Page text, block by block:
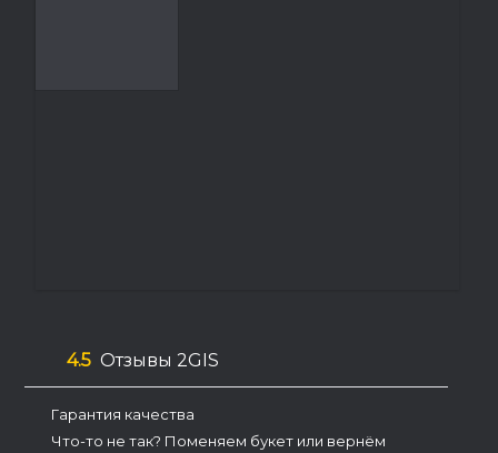
4.5 Отзывы 2GIS
Гарантия качества
Что-то не так? Поменяем букет или вернём